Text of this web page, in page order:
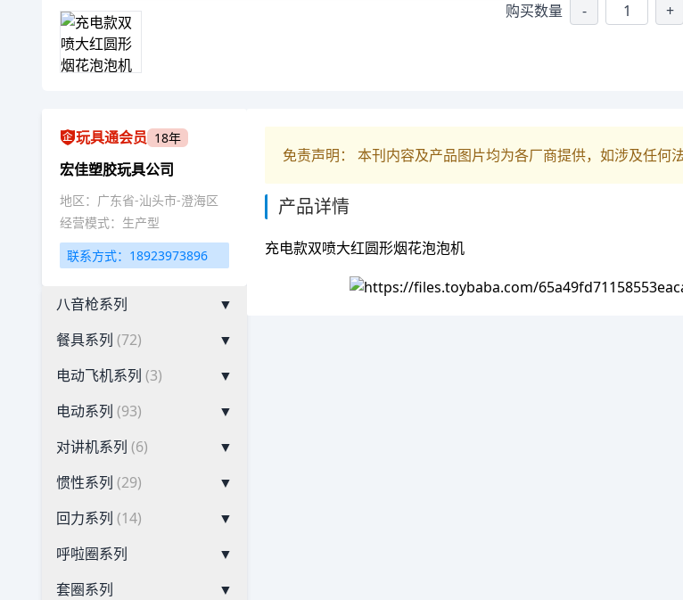
购买数量 - +
玩具通会员 18年
宏佳塑胶玩具公司
地区：广东省-汕头市-澄海区
经营模式：生产型
联系方式：18923973896
八音枪系列
▼
餐具系列 (72)
▼
电动飞机系列 (3)
▼
电动系列 (93)
▼
对讲机系列 (6)
▼
惯性系列 (29)
▼
回力系列 (14)
▼
呼啦圈系列
▼
套圈系列
▼
免责声明： 本刊内容及产品图片均为各厂商提供，如涉及任何
产品详情
充电款双喷大红圆形烟花泡泡机